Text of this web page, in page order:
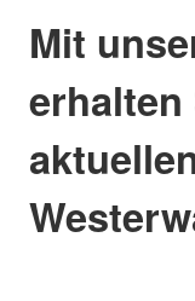
Mit